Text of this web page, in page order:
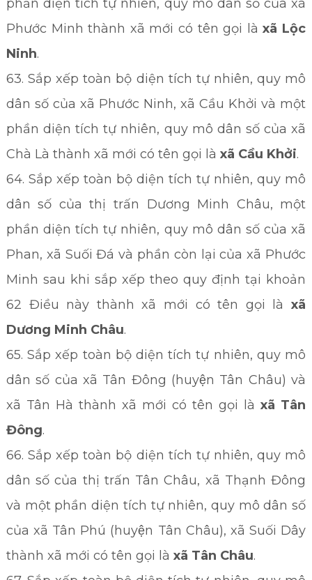
phần diện tích tự nhiên, quy mô dân số của xã
Phước Minh thành xã mới có tên gọi làxã Lộc
Ninh.
63. Sắp xếp toàn bộ diện tích tự nhiên, quy mô
dân số của xã Phước Ninh, xã Cầu Khởi và một
phần diện tích tự nhiên, quy mô dân số của xã
Chà Là thành xã mới có tên gọi là xã Cầu Khởi.
64. Sắp xếp toàn bộ diện tích tự nhiên, quy mô
dân số của thị trấn Dương Minh Châu, một
phần diện tích tự nhiên, quy mô dân số của xã
Phan, xã Suối Đá và phần còn lại của xã Phước
Minh sau khi sắp xếp theo quy định tại khoản
62 Điều này thành xã mới có tên gọi làxã
Dương Minh Châu.
65. Sắp xếp toàn bộ diện tích tự nhiên, quy mô
dân số của xã Tân Đông (huyện Tân Châu) và
xã Tân Hà thành xã mới có tên gọi làxã Tân
Đông.
66. Sắp xếp toàn bộ diện tích tự nhiên, quy mô
dân số của thị trấn Tân Châu, xã Thạnh Đông
và một phần diện tích tự nhiên, quy mô dân số
của xã Tân Phú (huyện Tân Châu), xã Suối Dây
thành xã mới có tên gọi là xã Tân Châu.